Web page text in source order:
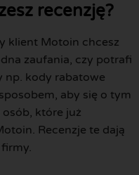
recenzję?
klient Motoin chcesz
zaufania, czy potrafi
np. kody rabatowe
aby się o tym
które już
Recenzje te dają
firmy.